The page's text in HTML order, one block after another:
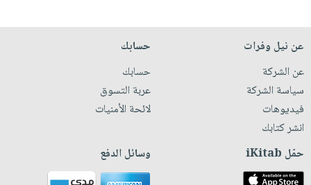
عن نيل وفرات
عن الشركة
سياسة الشركة
فيديوهات
انشر كتابك
حسابك
حسابك
عربة التسوق
لائحة الأمنيات
حمّل iKitab وسائل الدفع